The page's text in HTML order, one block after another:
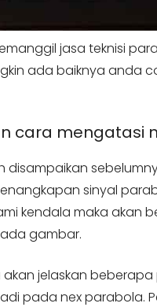
jasa teknisi
ada baiknya anda
cara mengatasi
disampaikan
sinyal
kendala maka akan
gambar.
akan jelaskan
pada nex parabola.